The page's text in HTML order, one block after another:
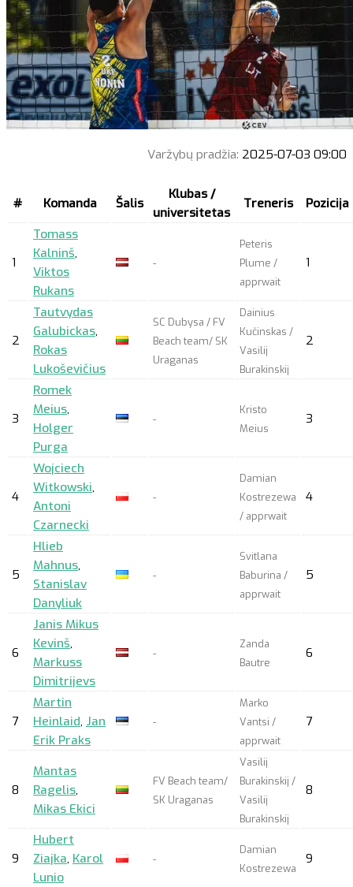
Varžybų pradžia: 2025-07-03 09:00
# Komanda Šalis
Klubas /
universitetas
Treneris Pozicija
1
Tomass
Kalninš,
Viktos
Rukans
-
Peteris
Plume /
apprwait
1
2
Tautvydas
Galubickas,
Rokas
Lukoševičius
SC Dubysa / FV
Beach team/ SK
Uraganas
Dainius
Kučinskas /
Vasilij
Burakinskij
2
3
Romek
Meius,
Holger
Purga
-
Kristo
Meius
3
4
Wojciech
Witkowski,
Antoni
Czarnecki
-
Damian
Kostrezewa
/ apprwait
4
5
Hlieb
Mahnus,
Stanislav
Danyliuk
-
Svitlana
Baburina /
apprwait
5
6
Janis Mikus
Kevinš,
Markuss
Dimitrijevs
-
Zanda
Bautre
6
7
Martin
Heinlaid, Jan
Erik Praks
-
Marko
Vantsi /
apprwait
7
8
Mantas
Ragelis,
Mikas Ekici
FV Beach team/
SK Uraganas
Vasilij
Burakinskij /
Vasilij
Burakinskij
8
9
Hubert
Ziajka, Karol
Lunio
-
Damian
Kostrezewa
9